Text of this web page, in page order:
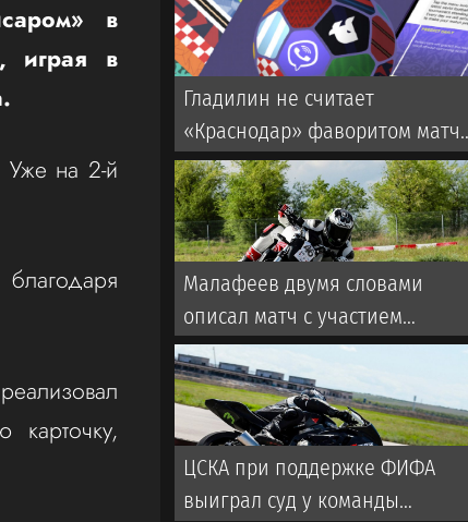
в
играя в
Уже на 2-й
карточку,
Гладилин не считает
«Краснодар» фаворитом
со «Спартаком» в РПЛ
Малафеев двумя словами
описал матч с участием
ветеранов «Зенита». Во время
игры использовалась
пиротехника
ЦСКА при поддержке ФИФА
выиграл суд у команды